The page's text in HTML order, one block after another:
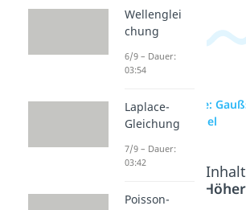
zur Videoseite:
Summenformel
Beliebte
Wellenglei
chung
6/9 – Dauer:
03:54
Laplace-
Gleichung
7/9 – Dauer:
03:42
Poisson-